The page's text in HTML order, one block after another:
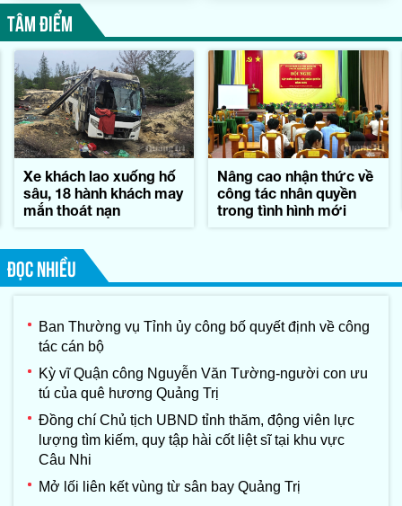
TÂM ĐIỂM
Xe khách lao xuống hố
sâu, 18 hành khách may
mắn thoát nạn
Nâng cao nhận thức về
công tác nhân quyền
trong tình hình mới
ĐỌC NHIỀU
Ban Thường vụ Tỉnh ủy công bố quyết định về công
tác cán bộ
Kỳ vĩ Quận công Nguyễn Văn Tường-người con ưu
tú của quê hương Quảng Trị
Đồng chí Chủ tịch UBND tỉnh thăm, động viên lực
lượng tìm kiếm, quy tập hài cốt liệt sĩ tại khu vực
Câu Nhi
Mở lối liên kết vùng từ sân bay Quảng Trị